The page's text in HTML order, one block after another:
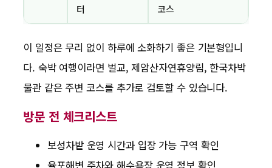
터
코스
이 일정은 무리 없이 하루에 소화하기 좋은 기본형입니
다. 숙박 여행이라면 벌교, 제암산자연휴양림, 한국차박
물관 같은 주변 코스를 추가로 검토할 수 있습니다.
방문 전 체크리스트
보성차밭 운영 시간과 입장 가능 구역 확인
율포해변 주차와 해수욕장 운영 정보 확인